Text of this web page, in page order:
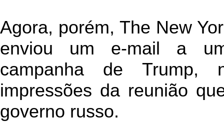
Agora, porém, The New
enviou um e-mail a
campanha de Trump,
impressões da reunião
governo russo.